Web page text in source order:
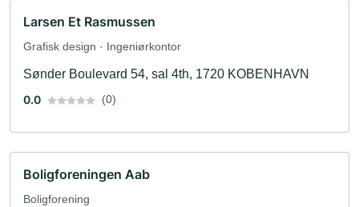
Larsen Et Rasmussen
Grafisk design · Ingeniørkontor
Sønder Boulevard 54, sal 4th, 1720 KOBENHAVN
0.0
(0)
Boligforeningen Aab
Boligforening